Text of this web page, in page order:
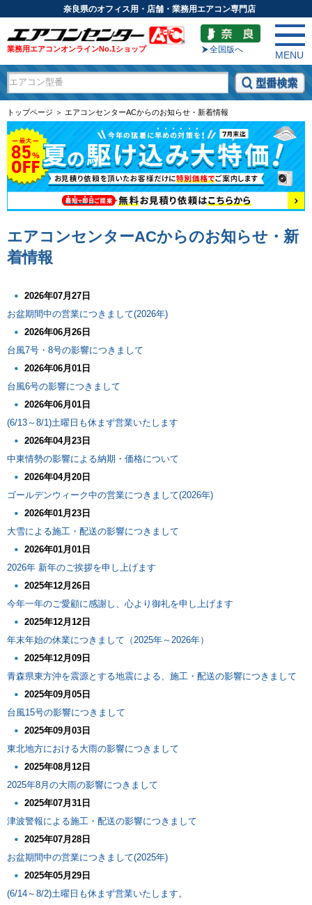
奈良県のオフィス用・店舗・業務用エアコン専門店
業務用エアコンオンラインNo.1ショップ 全国版へ
MENU
トップページ ＞ エアコンセンターACからのお知らせ・新着情報
エアコンセンターACからのお知らせ・新
着情報
2026年07月27日
お盆期間中の営業につきまして(2026年)
2026年06月26日
台風7号・8号の影響につきまして
2026年06月01日
台風6号の影響につきまして
2026年06月01日
(6/13～8/1)土曜日も休まず営業いたします
2026年04月23日
中東情勢の影響による納期・価格について
2026年04月20日
ゴールデンウィーク中の営業につきまして(2026年)
2026年01月23日
大雪による施工・配送の影響につきまして
2026年01月01日
2026年 新年のご挨拶を申し上げます
2025年12月26日
今年一年のご愛顧に感謝し、心より御礼を申し上げます
2025年12月12日
年末年始の休業につきまして（2025年～2026年）
2025年12月09日
青森県東方沖を震源とする地震による、施工・配送の影響につきまして
2025年09月05日
台風15号の影響につきまして
2025年09月03日
東北地方における大雨の影響につきまして
2025年08月12日
2025年8月の大雨の影響につきまして
2025年07月31日
津波警報による施工・配送の影響につきまして
2025年07月28日
お盆期間中の営業につきまして(2025年)
2025年05月29日
(6/14～8/2)土曜日も休まず営業いたします。